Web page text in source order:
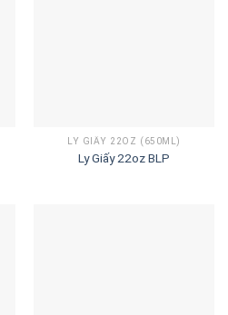
LY GIẤY 22OZ (650ML)
Ly Giấy 22oz BLP